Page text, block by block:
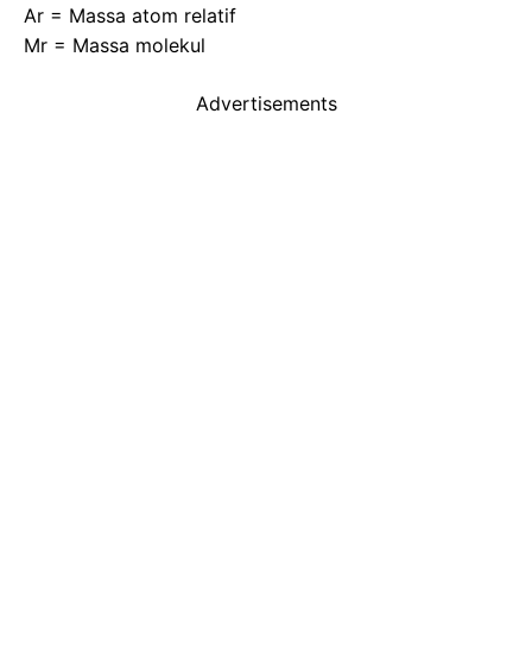
Ar = Massa atom relatif
Mr = Massa molekul
Advertisements